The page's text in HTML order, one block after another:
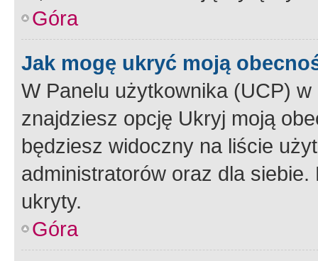
Góra
Jak mogę ukryć moją
W Panelu użytkownika (UCP) w
znajdziesz opcję Ukryj moją
będziesz widoczny na liście
administratorów oraz dla
ukryty.
Góra